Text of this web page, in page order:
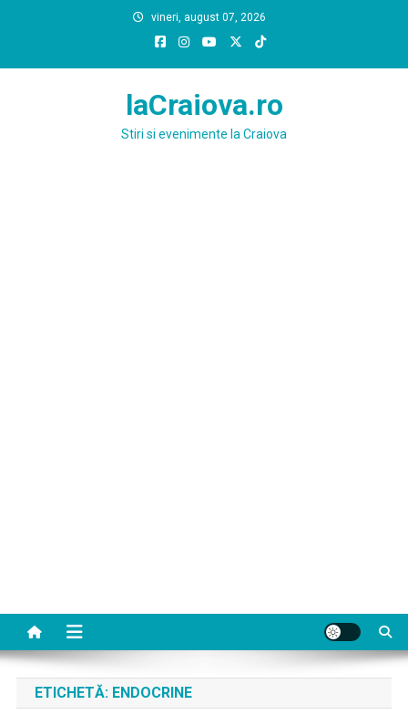
vineri, august 07, 2026
laCraiova.ro
Stiri si evenimente la Craiova
ETICHETĂ: ENDOCRINE